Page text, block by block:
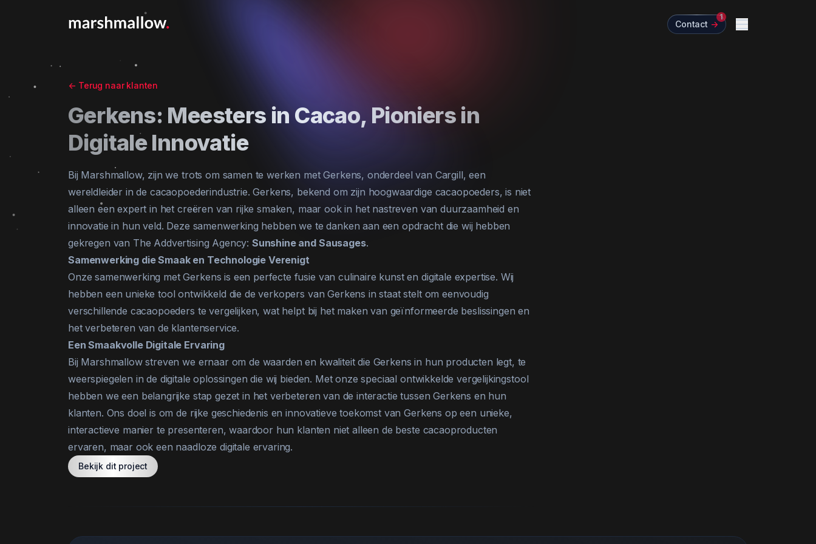
Contact ->
1
Menu
<- Terug naar klanten
Gerkens: Meesters in Cacao, Pioniers in
Digitale Innovatie
Bij Marshmallow, zijn we trots om samen te werken met Gerkens, onderdeel van Cargill, een
wereldleider in de cacaopoederindustrie. Gerkens, bekend om zijn hoogwaardige cacaopoeders, is niet
alleen een expert in het creëren van rijke smaken, maar ook in het nastreven van duurzaamheid en
innovatie in hun veld. Deze samenwerking hebben we te danken aan een opdracht die wij hebben
gekregen van The Addvertising Agency: Sunshine and Sausages.
Samenwerking die Smaak en Technologie Verenigt
Onze samenwerking met Gerkens is een perfecte fusie van culinaire kunst en digitale expertise. Wij
hebben een unieke tool ontwikkeld die de verkopers van Gerkens in staat stelt om eenvoudig
verschillende cacaopoeders te vergelijken, wat helpt bij het maken van geïnformeerde beslissingen en
het verbeteren van de klantenservice.
Een Smaakvolle Digitale Ervaring
Bij Marshmallow streven we ernaar om de waarden en kwaliteit die Gerkens in hun producten legt, te
weerspiegelen in de digitale oplossingen die wij bieden. Met onze speciaal ontwikkelde vergelijkingstool
hebben we een belangrijke stap gezet in het verbeteren van de interactie tussen Gerkens en hun
klanten. Ons doel is om de rijke geschiedenis en innovatieve toekomst van Gerkens op een unieke,
interactieve manier te presenteren, waardoor hun klanten niet alleen de beste cacaoproducten
ervaren, maar ook een naadloze digitale ervaring.
Bekijk dit project